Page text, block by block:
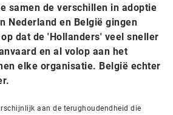
samen de verschillen in adoptie
Nederland en België gingen
dat de 'Hollanders' veel sneller
en al volop aan het
elke organisatie. België echter
aan de terughoudendheid die